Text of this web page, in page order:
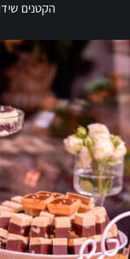
הקטנים